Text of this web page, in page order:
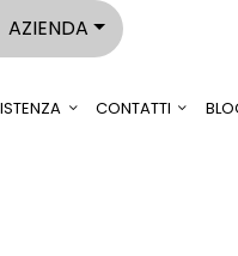
AZIENDA
CONTATTI